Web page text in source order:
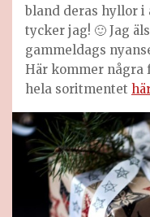
bland deras hyllor i
tycker jag! 🙂 Jag
gammeldags
Här kommer några
hela soritmentet